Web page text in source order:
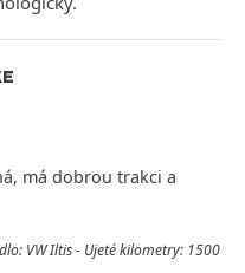
má dobrou trakci a
VW Iltis - Ujeté kilometry: 1500